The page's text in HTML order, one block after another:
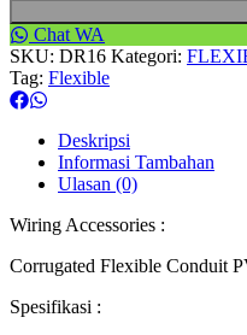
Chat WA
SKU: DR16 Kategori:
Tag: Flexible
Deskripsi
Informasi Tambahan
Ulasan (0)
Wiring Accessories :
Corrugated Flexible Conduit
Spesifikasi :